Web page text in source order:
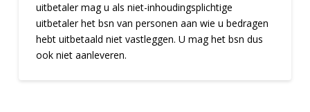
uitbetaler mag u als niet-inhoudingsplichtige
uitbetaler het bsn van personen aan wie u bedragen
hebt uitbetaald niet vastleggen. U mag het bsn dus
ook niet aanleveren.